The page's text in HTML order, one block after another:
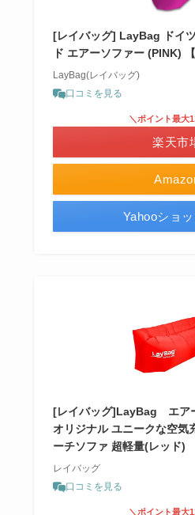
[レイバッグ] LayBag ドイ
ド エアーソファー (PINK)
LayBag(レイバッグ)
口コミを見る
＼ポイント最大
楽天市
Yahooショ
[レイバッグ]LayBag エア
オリジナル ユニークな空気
ーチソファ 超軽量(レッド)
レイバッグ
口コミを見る
＼ポイント最大